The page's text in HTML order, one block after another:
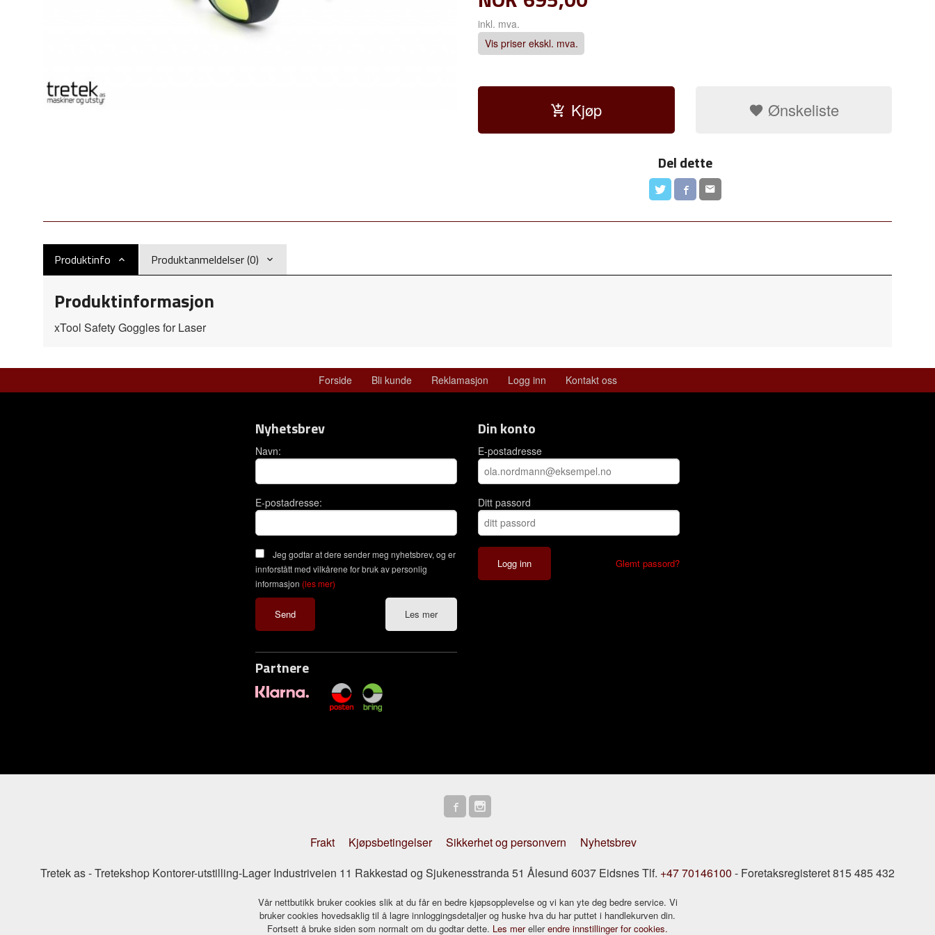
inkl. mva.
Vis priser ekskl. mva.
Kjøp Ønskeliste
Del dette
Produktinfo Produktanmeldelser (0)
Produktinformasjon
xTool Safety Goggles for Laser
Forside Bli kunde Reklamasjon Logg inn Kontakt oss
Nyhetsbrev
Navn:
E-postadresse:
Jeg godtar at dere sender meg nyhetsbrev, og er
innforstått med vilkårene for bruk av personlig
informasjon (les mer)
Les mer
Partnere
Din konto
E-postadresse
Ditt passord
Glemt passord?
Frakt Kjøpsbetingelser Sikkerhet og personvern
Nyhetsbrev
Tretek as - Tretekshop Kontorer-utstilling-Lager Industriveien 11 Rakkestad og Sjukenesstranda 51 Ålesund 6037 Eidsnes Tlf. +47 70146100 - Foretaksregisteret 815 485 432
Vår nettbutikk bruker cookies slik at du får en bedre kjøpsopplevelse og vi kan yte deg bedre service. Vi
bruker cookies hovedsaklig til å lagre innloggingsdetaljer og huske hva du har puttet i handlekurven din.
Fortsett å bruke siden som normalt om du godtar dette. Les merellerendre innstillinger for cookies.